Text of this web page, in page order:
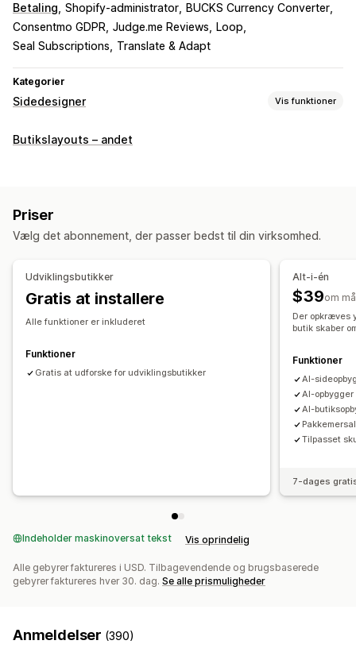
Betaling Shopify-administrator
BUCKS Currency Converter
Consentmo GDPR Judge.me Reviews
Loop
Seal Subscriptions
Translate & Adapt
Kategorier
Sidedesigner Vis funktioner
Sidetyper
Sider med indkøbskurv
Sider med juridisk indhold Sider med priser
Administration af sider
Sider med kladder
Globale sektioner
Globale stile Tilpassede skrifttyper
Tilpasset kode
SEO
Analyser
Butikslayouts – andet
Priser
Vælg det abonnement, der passer bedst til din virksomhed.
Udviklingsbutikker
Gratis at installere
Alle funktioner er inkluderet
Funktioner
Gratis at udforske for udviklingsbutikker
Alt-i-én
$39om
Der opkræves
butik skaber
Funktioner
AI-
AI-
AI-
Tilpasset
7-dages
Indeholder maskinoversat tekst Vis oprindelig
Alle gebyrer faktureres i USD. Tilbagevendende og brugsbaserede
gebyrer faktureres hver 30. dag. Se alle prismuligheder
Anmeldelser (390)